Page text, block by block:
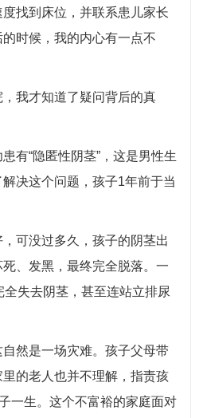
找到床位，并联系患儿家长
时候，我的内心有一点不
我才知道了疑问背后的真
有“隐匿性阴茎”，这是男性生
决这个问题，孩子1年前于当
可没过多久，孩子的阴茎出
、发黑，最终完全脱落。一
失去阴茎，甚至连站立排尿
然是一场灾难。孩子父母带
的老人也并不理解，指责孩
一生。这个不富裕的家庭面对